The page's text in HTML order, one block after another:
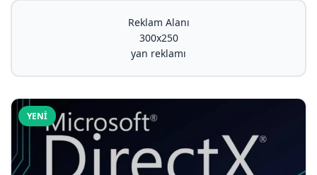
YENI
Reklam Alanı
300x250
yan reklamı